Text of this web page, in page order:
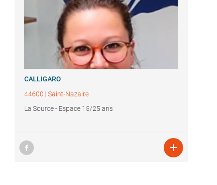
CALLIGARO
44600 | Saint-Nazaire
La Source - Espace 15/25 ans
